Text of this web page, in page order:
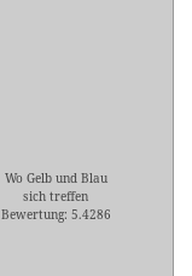
Wo Gelb und Blau
sich treffen
Bewertung: 5.4286